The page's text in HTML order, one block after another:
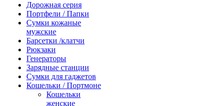
Дорожная серия
Портфели / Папки
Сумки кожаные
мужские
Барсетки /клатчи
Рюкзаки
Генераторы
Зарядные станции
Сумки для гаджетов
Кошельки / Портмоне
Кошельки
женские